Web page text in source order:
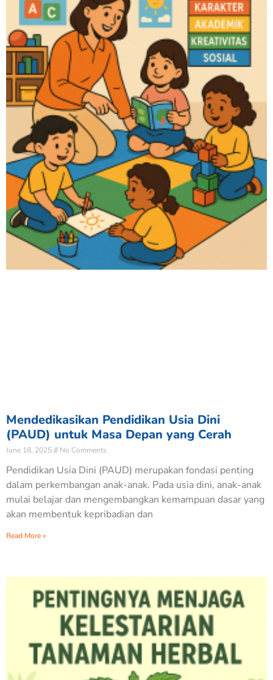
Mendedikasikan Pendidikan Usia Dini
(PAUD) untuk Masa Depan yang Cerah
June 18, 2025 No Comments
Pendidikan Usia Dini (PAUD) merupakan fondasi penting
dalam perkembangan anak-anak. Pada usia dini, anak-anak
mulai belajar dan mengembangkan kemampuan dasar yang
akan membentuk kepribadian dan
Read More »